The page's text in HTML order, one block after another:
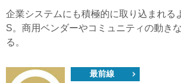
企業システムにも積極的に取り込まれる
S。商用ベンダーやコミュニティの動き
る。
最前線